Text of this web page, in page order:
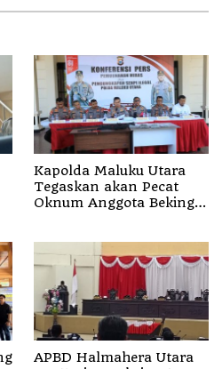
Kapolda Maluku Utara
Tegaskan akan Pecat
Oknum Anggota Bekingi
APBD Halmahera Utara